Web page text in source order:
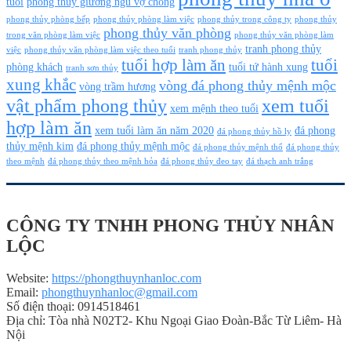
phong thủy phòng bếp phong thủy phòng làm việc phong thủy trong công ty phong thủy
trong văn phòng làm việc phong thủy văn phòng phong thủy văn phòng làm
việc phong thủy văn phòng làm việc theo tuổi tranh phong thủy tranh phong thủy
phòng khách tranh sơn thủy tuổi hợp làm ăn tuổi tứ hành xung tuổi
xung khắc vòng trầm hương vòng đá phong thủy mệnh mộc
vật phẩm phong thủy xem mệnh theo tuổi xem tuổi
hợp làm ăn xem tuổi làm ăn năm 2020 đá phong thủy hồ ly đá phong
thủy mệnh kim đá phong thủy mệnh mộc đá phong thủy mệnh thổ đá phong thủy
theo mệnh đá phong thủy theo mệnh hỏa đá phong thủy đeo tay đá thạch anh trắng
CÔNG TY TNHH PHONG THỦY NHÂN
LỘC
Website: https://phongthuynhanloc.com
Email: phongthuynhanloc@gmail.com
Số điện thoại: 0914518461
Địa chỉ: Tòa nhà N02T2- Khu Ngoại Giao Đoàn-Bắc Từ Liêm- Hà
Nội